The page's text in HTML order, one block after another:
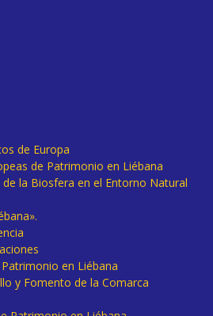
de Europa
de Patrimonio en Liébana
de la Biosfera en el Entorno Natural
en Liébana
y Fomento de la Comarca